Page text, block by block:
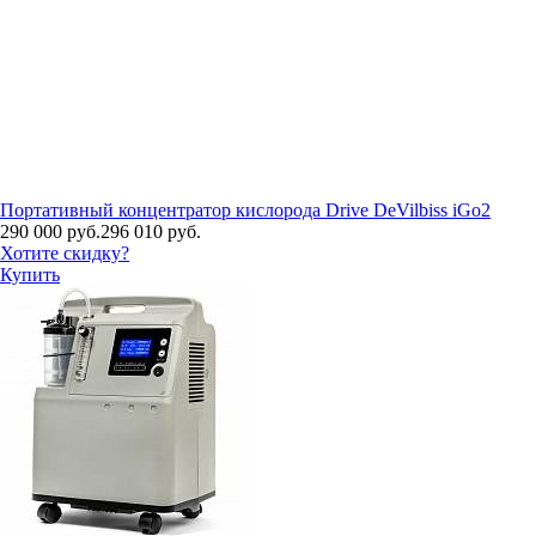
Портативный концентратор кислорода Drive DeVilbiss iGo2
290 000 руб.296 010 руб.
Хотите скидку?
Купить